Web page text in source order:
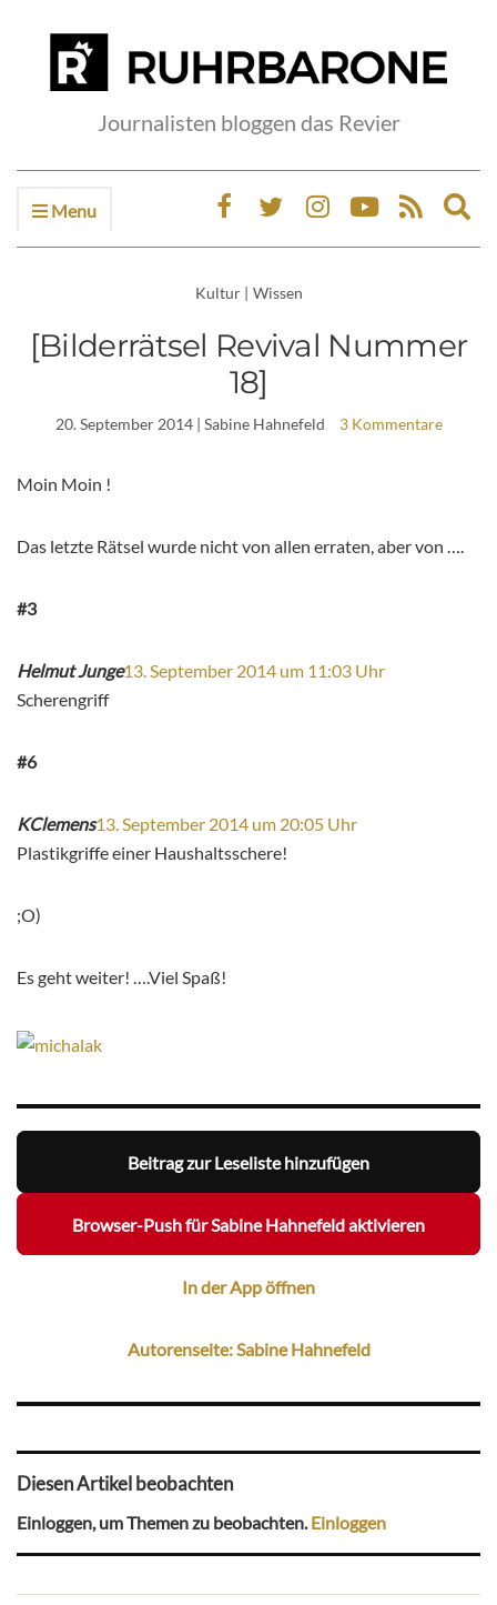
Journalisten bloggen das Revier
Menu
Kultur | Wissen
[Bilderrätsel Revival Nummer
18]
20. September 2014| Sabine Hahnefeld 3 Kommentare
Moin Moin !
Das letzte Rätsel wurde nicht von allen erraten, aber von ….
#3
Helmut Junge13. September 2014 um 11:03 Uhr
Scherengriff
#6
KClemens13. September 2014 um 20:05 Uhr
Plastikgriffe einer Haushaltsschere!
;O)
Es geht weiter! ….Viel Spaß!
Beitrag zur Leseliste hinzufügen
Browser-Push für Sabine Hahnefeld aktivieren
In der App öffnen
Autorenseite: Sabine Hahnefeld
Diesen Artikel beobachten
Einloggen, um Themen zu beobachten.Einloggen